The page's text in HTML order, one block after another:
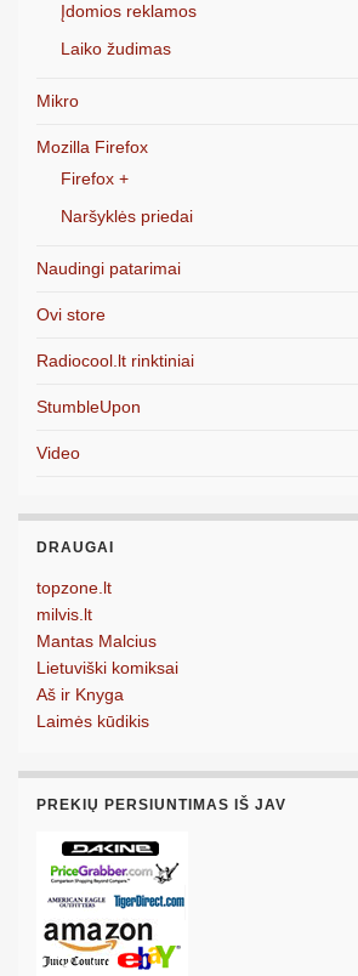
Įdomios reklamos
Laiko žudimas
Mikro
Mozilla Firefox
Firefox +
Naršyklės priedai
Naudingi patarimai
Ovi store
Radiocool.lt rinktiniai
StumbleUpon
Video
DRAUGAI
topzone.lt
milvis.lt
Mantas Malcius
Lietuviški komiksai
Aš ir Knyga
Laimės kūdikis
PREKIŲ PERSIUNTIMAS IŠ JAV